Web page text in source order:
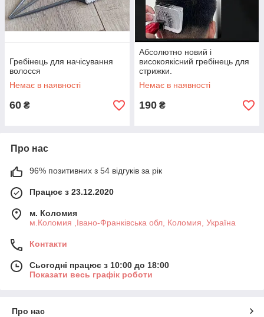
Гребінець для начісування
волосся
Немає в наявності
60 ₴
Абсолютно новий і
високоякісний гребінець для
стрижки.
Немає в наявності
190 ₴
Про нас
96% позитивних з 54 відгуків за рік
Працює з 23.12.2020
м. Коломия
м.Коломия ,Івано-Франківська обл, Коломия, Україна
Контакти
Сьогодні працює з 10:00 до 18:00
Показати весь графік роботи
Про нас